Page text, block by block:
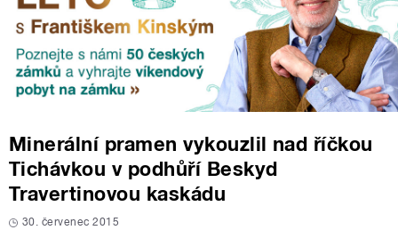
Minerální pramen vykouzlil nad říčkou
Tichávkou v podhůří Beskyd
Travertinovou kaskádu
30. červenec 2015